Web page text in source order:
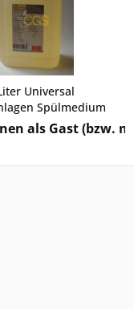
sehen Status)
Universal
Spülmedium
auf...
als Gast (bzw.